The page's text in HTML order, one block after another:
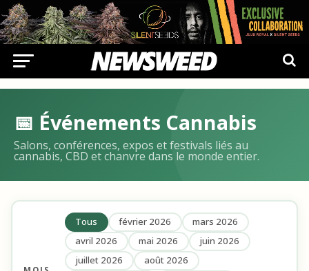
📅 Événements Cannabis
Salons, conférences, expos et festivals liés au
cannabis, CBD et chanvre dans le monde entier.
Tous février 2026
mars 2026
avril 2026
mai 2026
juin 2026
juillet 2026
août 2026